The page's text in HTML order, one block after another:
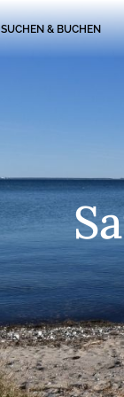
SUCHEN & BUCHEN